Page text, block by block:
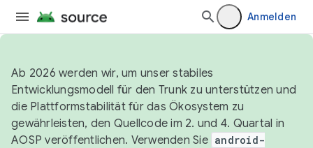
Anmelden
Ab 2026 werden wir, um unser stabiles
Entwicklungsmodell für den Trunk zu unterstützen und
die Plattformstabilität für das Ökosystem zu
gewährleisten, den Quellcode im 2. und 4. Quartal in
AOSP veröffentlichen. Verwenden Sie android-